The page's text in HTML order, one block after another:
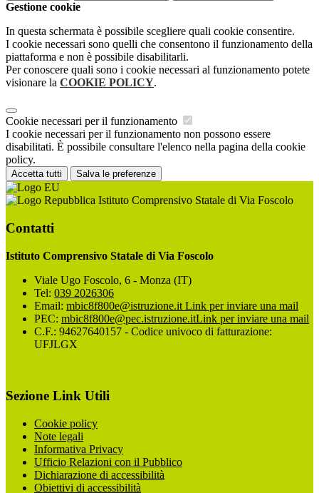
Gestione cookie
In questa schermata è possibile scegliere quali cookie consentire.
I cookie necessari sono quelli che consentono il funzionamento della
piattaforma e non è possibile disabilitarli.
Per conoscere quali sono i cookie necessari al funzionamento potete
visionare la COOKIE POLICY.
Cookie necessari per il funzionamento
I cookie necessari per il funzionamento non possono essere
disabilitati. È possibile consultare l'elenco nella pagina della cookie
policy.
Accetta tutti Salva le preferenze
Istituto Comprensivo Statale di Via Foscolo
Contatti
Istituto Comprensivo Statale di Via Foscolo
Viale Ugo Foscolo, 6 - Monza (IT)
Tel: 039 2026306
Email: mbic8f800e@istruzione.it Link per inviare una mail
PEC: mbic8f800e@pec.istruzione.itLink per inviare una mail
C.F.: 94627640157 - Codice univoco di fatturazione:
UFJLGX
Sezione Link Utili
Cookie policy
Note legali
Informativa Privacy
Ufficio Relazioni con il Pubblico
Dichiarazione di accessibilità
Obiettivi di accessibilità